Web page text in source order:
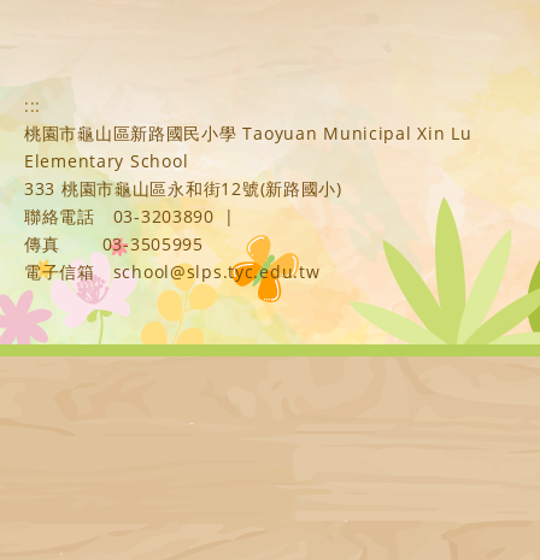
:::
桃園市龜山區新路國民小學 Taoyuan Municipal Xin Lu
Elementary School
333 桃園市龜山區永和街12號(新路國小)
聯絡電話
03-3203890
|
傳真
03-3505995
電子信箱
school@slps.tyc.edu.tw